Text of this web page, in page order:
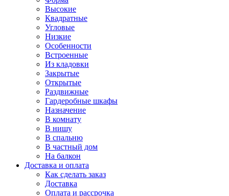
Высокие
Квадратные
Угловые
Низкие
Особенности
Встроенные
Из кладовки
Закрытые
Открытые
Раздвижные
Гардеробные шкафы
Назначение
В комнату
В нишу
В спальню
В частный дом
На балкон
Доставка и оплата
Как сделать заказ
Доставка
Оплата и рассрочка